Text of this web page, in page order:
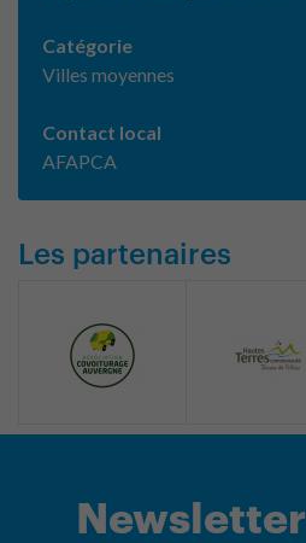
Catégorie
Villes moyennes
Contact local
AFAPCA
Les partenaires
Newsletter